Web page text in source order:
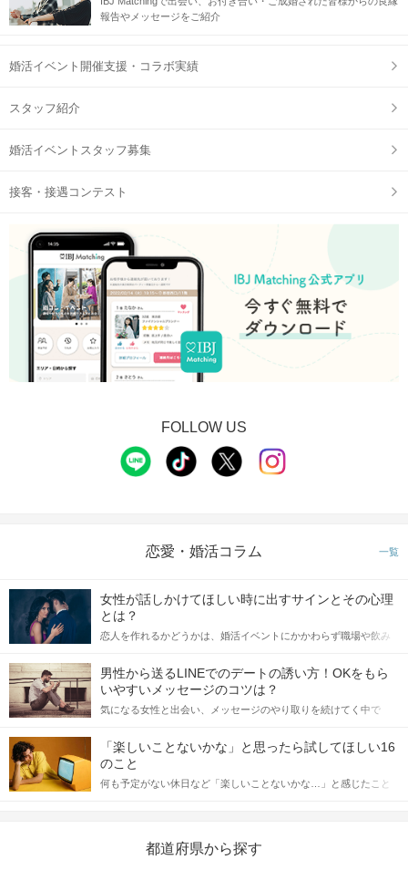
報告やメッセージをご紹介
婚活イベント開催支援・コラボ実績
スタッフ紹介
婚活イベントスタッフ募集
接客・接遇コンテスト
FOLLOW US
恋愛・婚活コラム 一覧
女性が話しかけてほしい時に出すサインとその心理
とは？
恋人を作れるかどうかは、婚活イベントにかかわらず職場や飲み
てアプローチできるかにも左右されます。 これから恋人作りを本
格的に始めようとしている方は、女性が異性を求めて出すサイン
をしっかりと理解し、正しい行動に移せるかどうかが重要。 この
記事では、女性が話しかけて欲しい時に出すサインとその心理を
合にどのような行動に繋げるべきかをご紹介していきます。
男性から送るLINEでのデートの誘い方！OKをもら
いやすいメッセージのコツは？
気になる女性と出会い、メッセージのやり取りを続けてく中で
しかし、中には「どう誘ったらいいの？」とお困りの男性もいら
っしゃるのではないでしょうか。 そこで今回は、男性から女性へ
送るLINEでのデートの誘い方のコツをご紹介します。例文も混じ
えながら解説するので、ぜひ参考にしてください。
「楽しいことないかな」と思ったら試してほしい16
のこと
何も予定がない休日など「楽しいことないかな…」と感じたこと
の楽しいことアイデアを集めました♪ いままさに楽しいことを探し
都道府県から探す